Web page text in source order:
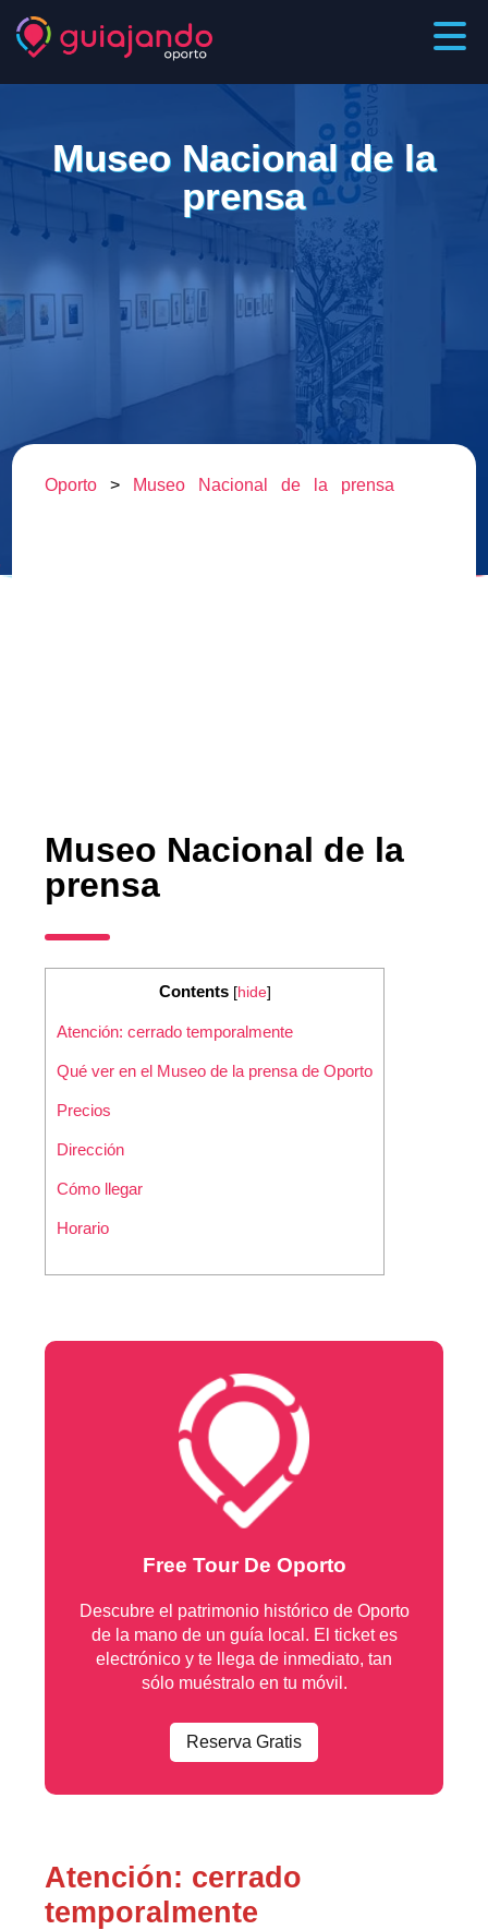
Museo Nacional de la
prensa
Oporto> Museo Nacional de la prensa
Museo Nacional de la
prensa
Contents [hide]
Atención: cerrado temporalmente
Qué ver en el Museo de la prensa de Oporto
Precios
Dirección
Cómo llegar
Horario
Free Tour De Oporto
Descubre el patrimonio histórico de Oporto
de la mano de un guía local. El ticket es
electrónico y te llega de inmediato, tan
sólo muéstralo en tu móvil.
Reserva Gratis
Atención: cerrado
temporalmente